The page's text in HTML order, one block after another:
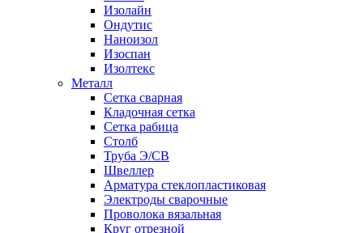
Изолайн
Ондутис
Наноизол
Изоспан
Изолтекс
Металл
Сетка сварная
Кладочная сетка
Сетка рабица
Столб
Труба Э/СВ
Швеллер
Арматура стеклопластиковая
Электроды сварочные
Проволока вязальная
Круг отрезной